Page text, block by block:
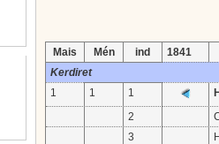
Mais Mén ind
1841
Kerdiret
1
1 1
2
3